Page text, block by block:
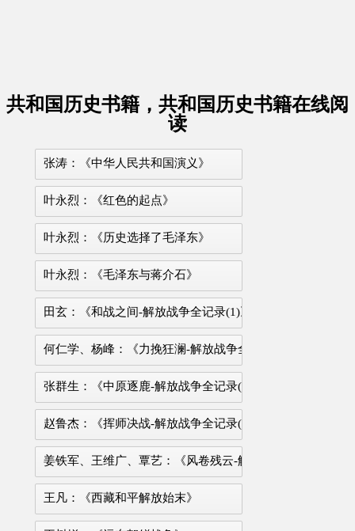
共和国历史书籍，共和国历史书籍在线阅
读
张涛：《中华人民共和国演义》
叶永烈：《红色的起点》
叶永烈：《历史选择了毛泽东》
叶永烈：《毛泽东与蒋介石》
田玄：《和战之间-解放战争全记录(1)》
何仁学、杨峰：《力挽狂澜-解放战争全记录(2)》
张群生：《中原逐鹿-解放战争全记录(3)》
赵鲁杰：《挥师决战-解放战争全记录(4)》
姜铁军、王维广、覃艺：《风卷残云-解放战争全记录(5)》
王凡：《西藏和平解放始末》